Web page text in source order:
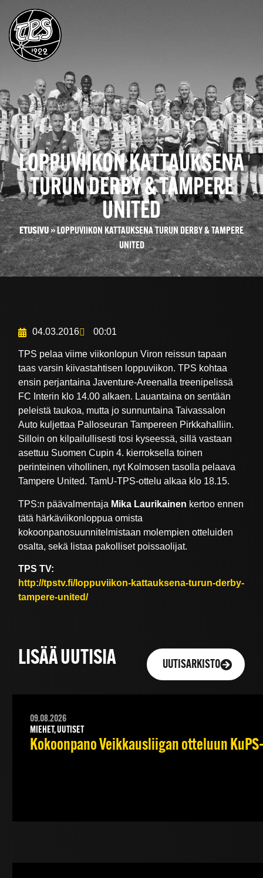
LOPPUVIIKON KATTAUKSENA
TURUN DERBY & TAMPERE
UNITED
ETUSIVU»LOPPUVIIKON KATTAUKSENA TURUN DERBY & TAMPERE
UNITED
04.03.2016 00:01
TPS pelaa viime viikonlopun Viron reissun tapaan
taas varsin kiivastahtisen loppuviikon. TPS kohtaa
ensin perjantaina Javenture-Areenalla treenipelissä
FC Interin klo 14.00 alkaen. Lauantaina on sentään
peleistä taukoa, mutta jo sunnuntaina Taivassalon
Auto kuljettaa Palloseuran Tampereen Pirkkahalliin.
Silloin on kilpailullisesti tosi kyseessä, sillä vastaan
asettuu Suomen Cupin 4. kierroksella toinen
perinteinen vihollinen, nyt Kolmosen tasolla pelaava
Tampere United. TamU-TPS-ottelu alkaa klo 18.15.
TPS:n päävalmentaja Mika Laurikainen kertoo ennen
tätä härkäviikonloppua omista
kokoonpanosuunnitelmistaan molempien otteluiden
osalta, sekä listaa pakolliset poissaolijat.
TPS TV:
http://tpstv.fi/loppuviikon-kattauksena-turun-derby-
tampere-united/
LISÄÄ UUTISIA UUTISARKISTO
09.08.2026
MIEHET, UUTISET
Kokoonpano Veikkausliigan otteluun